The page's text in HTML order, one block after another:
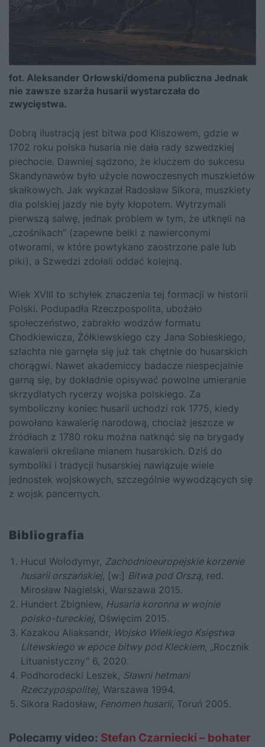
fot. Aleksander Orłowski/domena publiczna Jednak
nie zawsze szarża husarii wystarczała do
zwycięstwa.
Dobrą ilustracją jest bitwa pod Kliszowem, gdzie w
1702 roku polska husaria nie dała rady szwedzkiej
piechocie. Dawniej sądzono, że kluczem do sukcesu
Skandynawów było użycie nowoczesnych muszkietów
skałkowych. Jak wykazał Radosław Sikora, muszkiety
dla polskiej jazdy nie były kłopotem. Wytrzymali
pierwszą salwę, jednak problem w tym, że utknęli na
„czośnikach” (zapewne belki z nawierconymi
otworami, w które powtykano zaostrzone pale lub
piki), a Szwedzi zdołali oddać kolejną.
Wiek XVIII to schyłek znaczenia tej formacji w historii
Polski. Podupadła Rzeczpospolita, ubożało
społeczeństwo, zabrakło wodzów formatu
Chodkiewicza, Żółkiewskiego czy Jana Sobieskiego,
szlachta nie garnęła się już tak chętnie do husarskich
chorągwi. Nawet akademiccy badacze niespecjalnie
garną się, by dokładnie opisywać powolne umieranie
skrzydlatych rycerzy wojska polskiego. Za
symboliczny koniec husarii uchodzi rok 1775, kiedy
powołano kawalerię narodową, chociaż jeszcze w
źródłach z 1780 roku można natknąć się na brygady
kawalerii określane mianem husarskich. Dziś do
symboliki i tradycji husarskiej nawiązuje wiele
jednostek wojskowych, szczególnie wywodzących się
z wojsk pancernych.
Bibliografia
Hucul Wolodymyr, Zachodnioeuropejskie korzenie
husarii orszańskiej, [w:] Bitwa pod Orszą, red.
Mirosław Nagielski, Warszawa 2015.
Hundert Zbigniew, Husaria koronna w wojnie
polsko-tureckiej, Oświęcim 2015.
Kazakou Aliaksandr, Wojsko Wielkiego Księstwa
Litewskiego w epoce bitwy pod Kleckiem, „Rocznik
Lituanistyczny” 6, 2020.
Podhorodecki Leszek, Sławni hetmani
Rzeczypospolitej, Warszawa 1994.
Sikora Radosław, Fenomen husarii, Toruń 2005.
Polecamy video: Stefan Czarniecki – bohater